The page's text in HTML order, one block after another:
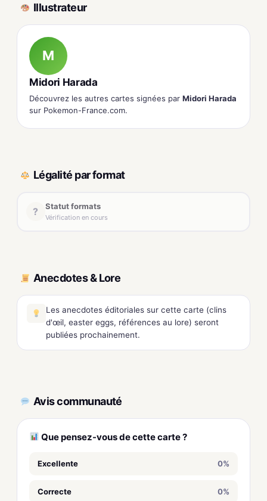
Illustrateur
M
Midori Harada
Découvrez les autres cartes signées par Midori Harada
sur Pokemon-France.com.
Légalité par format
? Statut formats
Vérification en cours
Anecdotes & Lore
Les anecdotes éditoriales sur cette carte (clins
d'œil, easter eggs, références au lore) seront
publiées prochainement.
Avis communauté
Que pensez-vous de cette carte ?
Excellente 0%
Correcte 0%